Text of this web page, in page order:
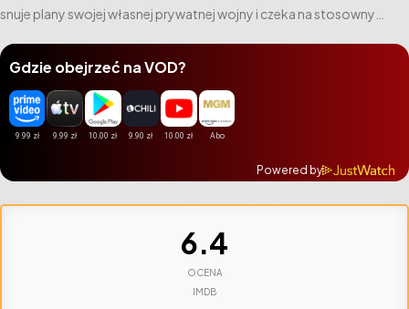
snuje plany swojej własnej prywatnej wojny i czeka na stosowny
nadarza się, gdy w obozie zostaje popełnione morderstwo.
zostaje porucznik Thomas Hart. Ale to tylko część planu…
Gdzie obejrzeć na VOD?
Powered by
6.4
OCENA
IMDB